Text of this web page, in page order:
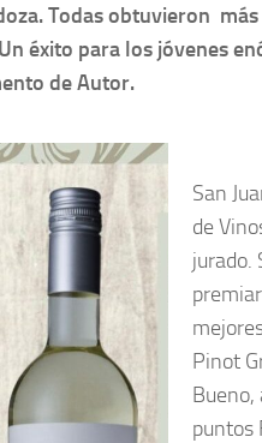
Todas obtuvieron
éxito para los jóvenes
de Autor.
San
de
jurado.
Pinot
Bueno,
puntos